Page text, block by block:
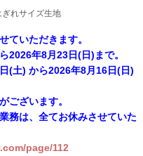
ぎれサイズ生地
ていただきます。
2026年8月23日(日)まで。
(土) から2026年8月16日(日)
ございます。
務は、全てお休みさせていた
page/112